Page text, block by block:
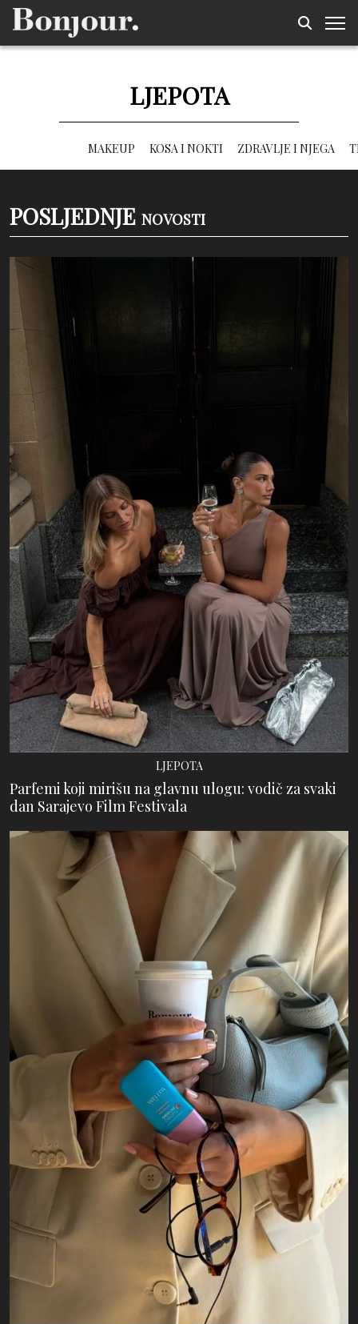
LJEPOTA
MAKEUP KOSA I NOKTI ZDRAVLJE I NJEGA
POSLJEDNJE NOVOSTI
LJEPOTA
Parfemi koji mirišu na glavnu ulogu: vodič za svaki
dan Sarajevo Film Festivala